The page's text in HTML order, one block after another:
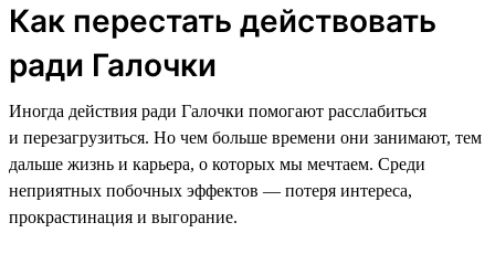
Как перестать действовать
ради Галочки
Иногда действия ради Галочки помогают расслабиться
и перезагрузиться. Но чем больше времени они занимают, тем
дальше жизнь и карьера, о которых мы мечтаем. Среди
неприятных побочных эффектов — потеря интереса,
прокрастинация и выгорание.